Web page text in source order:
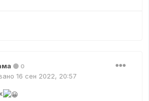
0
16 сен 2022, 20:57